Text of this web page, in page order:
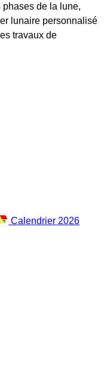
de la lune,
lunaire personnalisé
travaux de
Calendrier 2026